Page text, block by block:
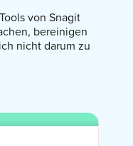
von Snagit
bereinigen
nicht darum zu